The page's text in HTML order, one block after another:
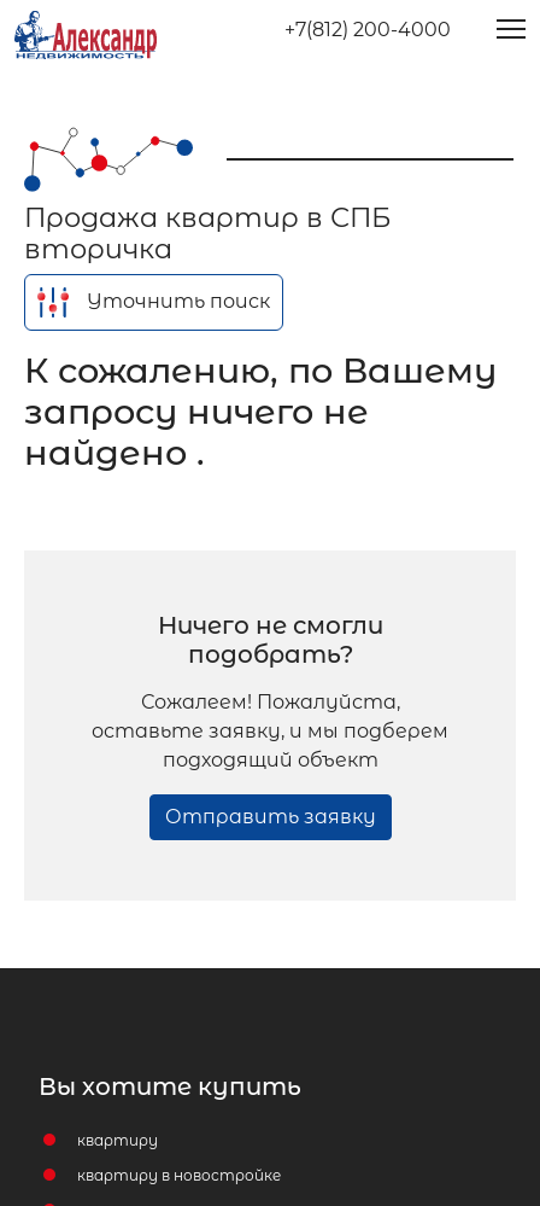
+7(812) 200-4000
Продажа квартир в СПБ
вторичка
Уточнить поиск
К сожалению, по Вашему
запросу ничего не
найдено .
Ничего не смогли
подобрать?
Сожалеем! Пожалуйста,
оставьте заявку, и мы подберем
подходящий объект
Отправить заявку
Вы хотите купить
квартиру
квартиру в новостройке